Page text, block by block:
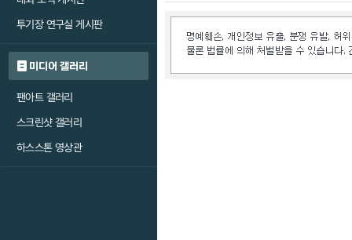
투기장 연구실 게시판
미디어 갤러리
팬아트 갤러리
스크린샷 갤러리
하스스톤 영상관